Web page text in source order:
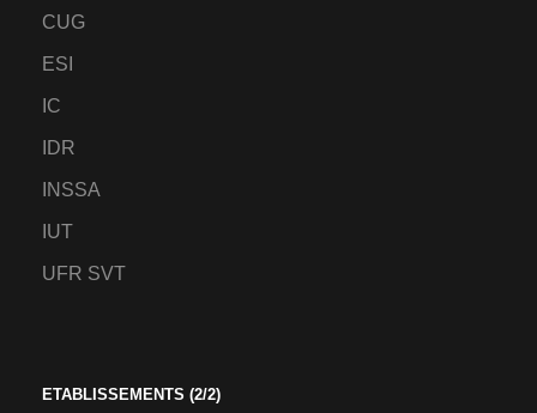
CUG
ESI
IC
IDR
INSSA
IUT
UFR SVT
ETABLISSEMENTS (2/2)